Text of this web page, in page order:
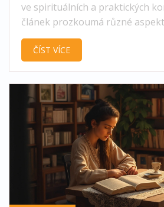
ve spirituálních a praktických
článek prozkoumá různé
včetně její historie,
použití v různých rituálech a
ovlivnit váš život a jak ji začlenit
praxe.
ČÍST VÍCE